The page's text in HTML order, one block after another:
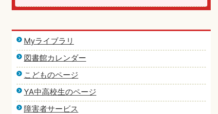
Myライブラリ
図書館カレンダー
こどものページ
YA中高校生のページ
障害者サービス